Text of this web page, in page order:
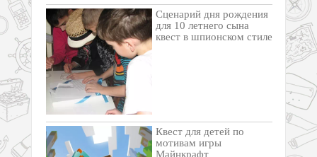
Сценарий дня рождения
для 10 летнего сына
квест в шпионском стиле
Квест для детей по
мотивам игры
Майнкрафт